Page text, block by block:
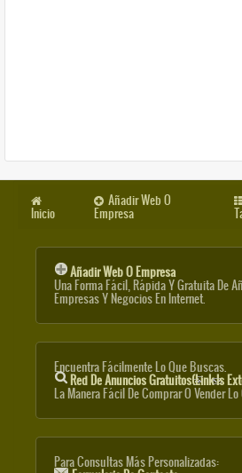
Inicio
Añadir Web O
Empresa
Añadir Web O Empresa
Una Forma Fácil, Rápida Y Gratuita De
Empresas Y Negocios En Internet.
Encuentra Fácilmente Lo Que Buscas.
Red De Anuncios Gratuitos(link Is
La Manera Fácil De Comprar O Vender Lo
Para Consultas Más Personalizadas: